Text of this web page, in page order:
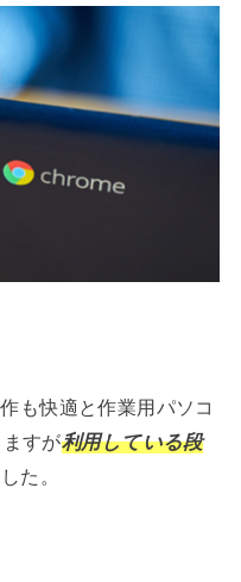
も快適と作業用パソコ
すが利用している段
た。